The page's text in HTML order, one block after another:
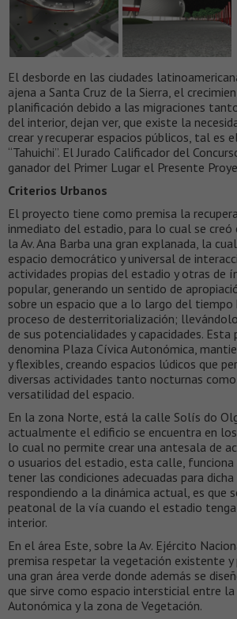
El desborde en las ciudades
ajena a Santa Cruz de la Sierra, el
planificación debido a las migraciones
del interior, dejan ver, que existe la
crear y recuperar espacios públicos, tal es
“Tahuichi”. El Jurado Calificador del
ganador del Primer Lugar el Presente
Criterios Urbanos
El proyecto tiene como premisa la
inmediato del estadio, para lo cual se creó
la Av. Ana Barba una gran explanada, la
espacio democrático y universal de
actividades propias del estadio y otras de
popular, generando un sentido de
sobre un espacio que a lo largo del tiempo
proceso de desterritorialización;
de sus potencialidades y capacidades. Esta
denomina Plaza Cívica Autonómica,
y flexibles, creando espacios lúdicos que
diversas actividades tanto nocturnas
versatilidad del espacio.
En la zona Norte, está la calle Solís do
actualmente el edificio se encuentra en
lo cual no permite crear una antesala de
o usuarios del estadio, esta calle,
tener las condiciones adecuadas para
respondiendo a la dinámica actual, es que
peatonal de la vía cuando el estadio
interior.
En el área Este, sobre la Av. Ejército
premisa respetar la vegetación existente y
una gran área verde donde además se
que sirve como espacio intersticial entre
Autonómica y la zona de Vegetación.